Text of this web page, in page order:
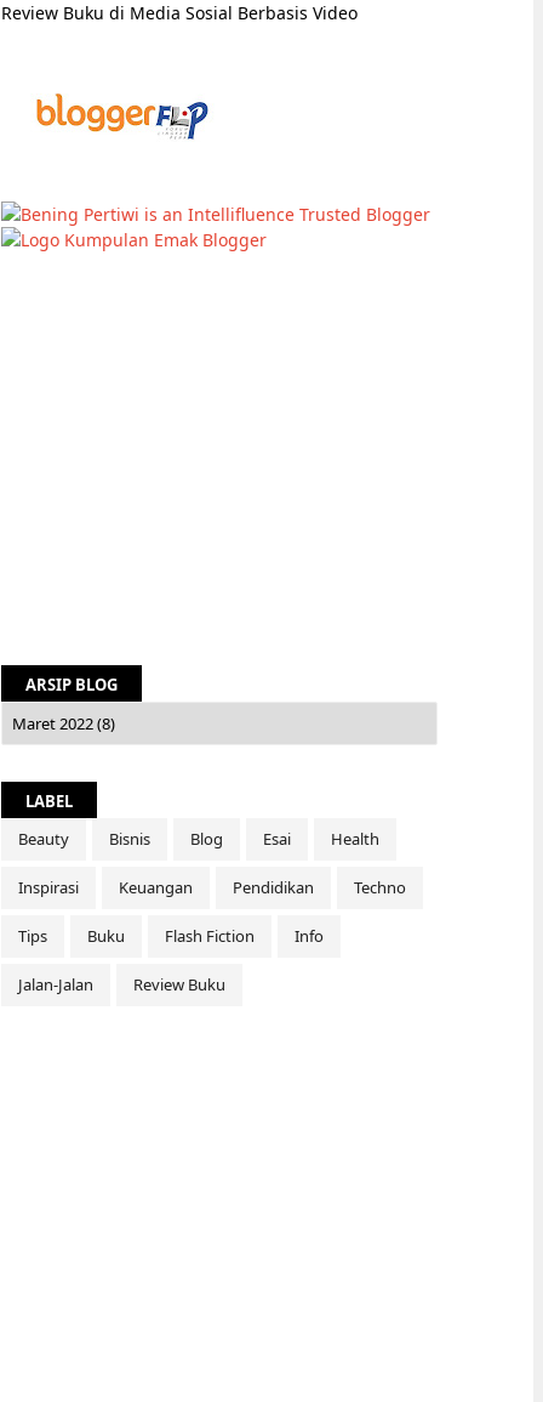
Review Buku di Media Sosial Berbasis Video
ARSIP BLOG
LABEL
Beauty
Bisnis Blog Esai Health
Inspirasi Keuangan Pendidikan Techno
Tips Buku Flash Fiction Info
Jalan-Jalan Review Buku